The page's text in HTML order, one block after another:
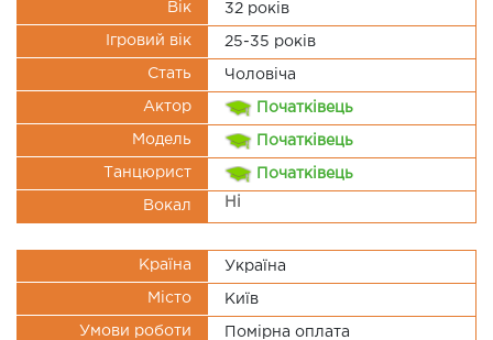
Вік 32 рокiв
Ігровий вік 25-35 років
Стать Чоловіча
Актор Початківець
Модель Початківець
Танцюрист Початківець
Вокал Ні
Країна Україна
Місто Київ
Умови роботи Помірна оплата